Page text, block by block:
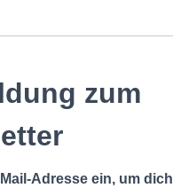
zum
Adresse ein, um dich